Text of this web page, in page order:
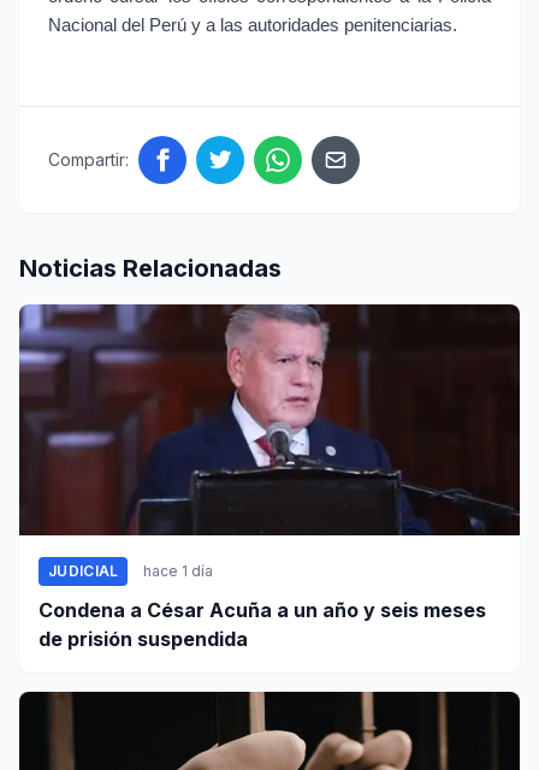
Nacional del Perú y a las autoridades penitenciarias.
Compartir:
Noticias Relacionadas
JUDICIAL hace 1 día
Condena a César Acuña a un año y seis meses
de prisión suspendida